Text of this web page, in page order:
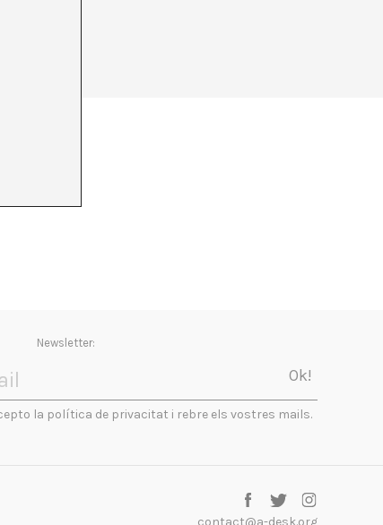
Newsletter:
la política de privacitat i rebre els vostres mails.
contact@a-desk.org